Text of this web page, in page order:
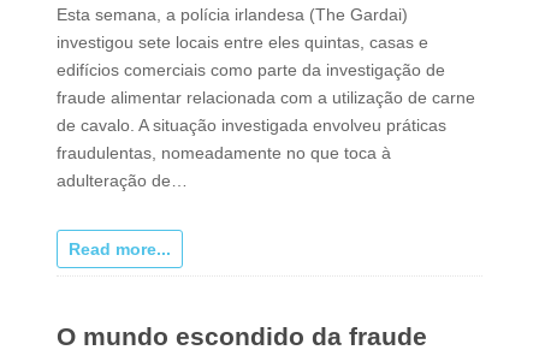
Esta semana, a polícia irlandesa (The Gardai)
investigou sete locais entre eles quintas, casas e
edifícios comerciais como parte da investigação de
fraude alimentar relacionada com a utilização de carne
de cavalo. A situação investigada envolveu práticas
fraudulentas, nomeadamente no que toca à
adulteração de…
Read more...
O mundo escondido da fraude